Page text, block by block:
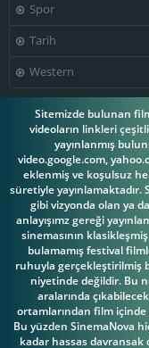
Spor
Tarih
Western
Sitemizde bulunan
videoların linkleri
yayınlanmış
video.google.com,
eklenmiş ve koşulsuz
süretiyle yayınlamaktadır.
gibi vizyonda olan ya
anlayışımz gereği
sinemasının
bulamamış festival
ruhuyla gerçekleştirilmiş
niyetinde değildir. Bu
aralarında
ortamlarından film
Bu yüzden SinemaNova
kadar hassas davransak